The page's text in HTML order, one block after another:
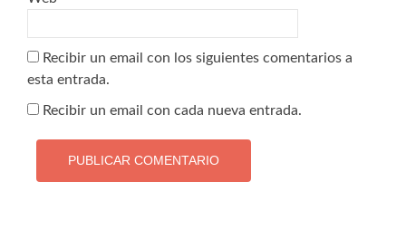
Recibir un email con los siguientes comentarios a
esta entrada.
Recibir un email con cada nueva entrada.